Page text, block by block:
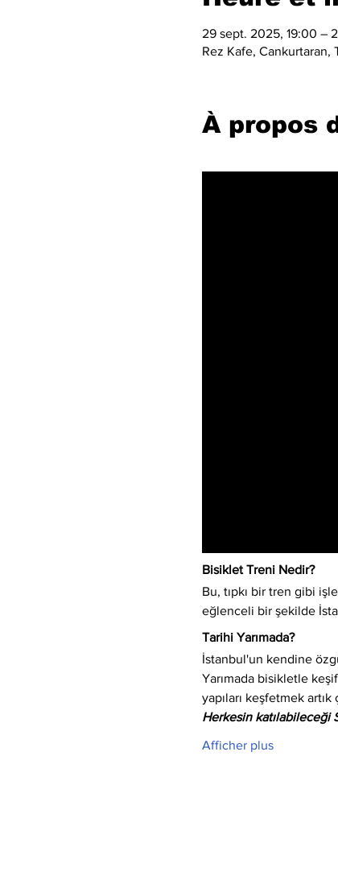
29 sept. 2025, 19:00 –
Rez Kafe, Cankurtaran,
À propos
Bisiklet Treni Nedir?
Bu, tıpkı bir tren gibi
eğlenceli bir şekilde
Tarihi Yarımada?
İstanbul'un kendine
Yarımada bisikletle
yapıları keşfetmek
Herkesin katılabileceği
Afficher plus